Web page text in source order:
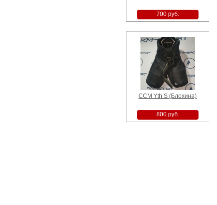
700 руб.
CCM Yth S (Блохина)
800 руб.